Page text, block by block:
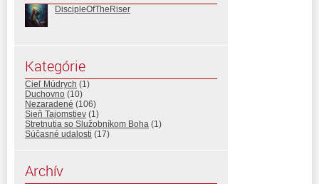
DiscipleOfTheRiser
Kategórie
Cieľ Múdrych (1)
Duchovno (10)
Nezaradené (106)
Sieň Tajomstiev (1)
Stretnutia so Služobníkom Boha (1)
Súčasné udalosti (17)
Archív